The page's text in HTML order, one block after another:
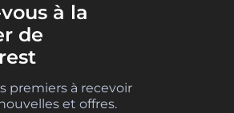
à la
de
premiers à recevoir
et offres.